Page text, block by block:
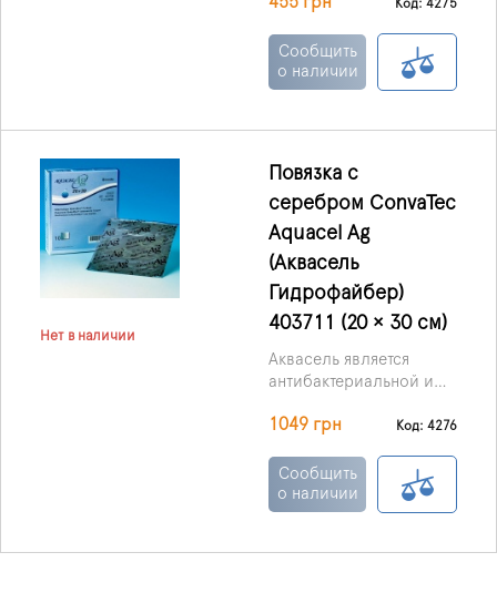
повязкой, она
серебра. Выпускаются в
форме мягких,
стерильных нетканых
(Hydrofiber) с
включениями
ионизированного
серебра.
Код: 4275
Сообщить
о наличии
Нет в наличии
Повязка с
серебром ConvaTec
Aquacel Ag
(Аквасель
Гидрофайбер)
403711 (20 × 30 см)
Аквасель является
антибактериальной и
повязкой, она
серебра. Выпускаются в
форме мягких,
стерильных нетканых
основой служит
1049 грн Код: 4276
Сообщить
о наличии